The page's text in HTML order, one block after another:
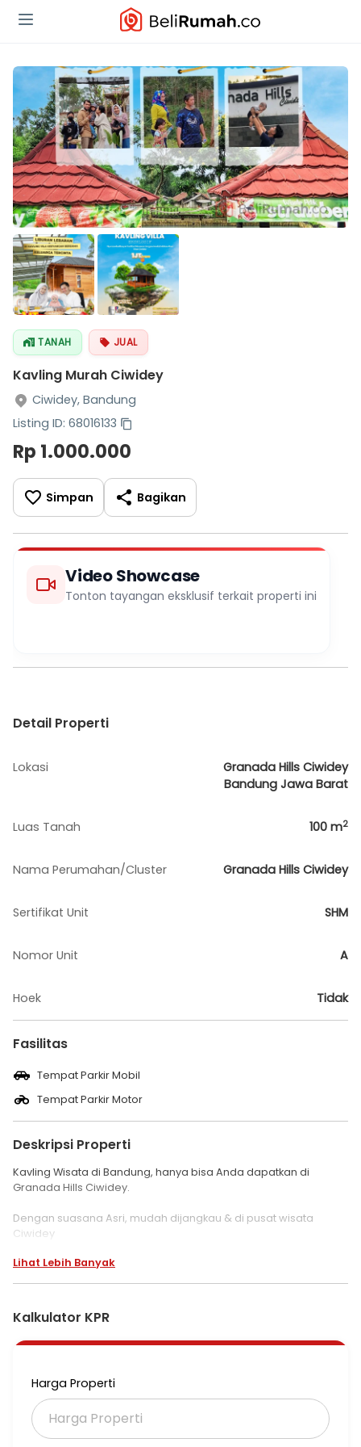
TANAH JUAL
Kavling Murah Ciwidey
Ciwidey, Bandung
Listing ID: 68016133
Rp 1.000.000
Simpan Bagikan
Video Showcase
Tonton tayangan eksklusif terkait properti ini
Detail Properti
Lokasi
Granada Hills Ciwidey
Bandung Jawa Barat
Luas Tanah 100 m2
Nama Perumahan/Cluster Granada Hills Ciwidey
Sertifikat Unit SHM
Nomor Unit A
Hoek Tidak
Fasilitas
Tempat Parkir Mobil
Tempat Parkir Motor
Deskripsi Properti
Kavling Wisata di Bandung, hanya bisa Anda dapatkan di
Granada Hills Ciwidey.
Dengan suasana Asri, mudah dijangkau & di pusat wisata
Ciwidey
Ketinggian 1300mdpl
2km dari alun Ciwidey
Fasilitas wisata dan infrastruktur yang telah terbangun dan akan
Pos jaga (one gate sistem)
Jalan cor dan paving
Sarana ibadah
Kebun Strawberry
Lihat Lebih Banyak
Kalkulator KPR
Harga Properti